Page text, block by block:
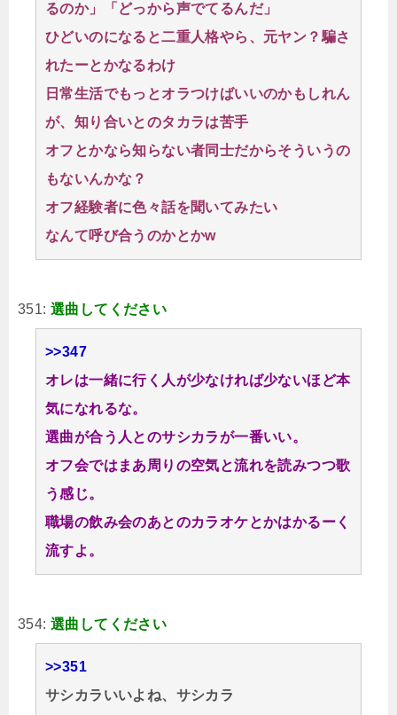
るのか」「どっから声でてるんだ」
ひどいのになると二重人格やら、元ヤン？騙さ
れたーとかなるわけ
日常生活でもっとオラつけばいいのかもしれん
が、知り合いとのタカラは苦手
オフとかなら知らない者同士だからそういうの
もないんかな？
オフ経験者に色々話を聞いてみたい
なんて呼び合うのかとかw
351: 選曲してください
>>347
オレは一緒に行く人が少なければ少ないほど本
気になれるな。
選曲が合う人とのサシカラが一番いい。
オフ会ではまあ周りの空気と流れを読みつつ歌
う感じ。
職場の飲み会のあとのカラオケとかはかるーく
流すよ。
354: 選曲してください
>>351
サシカラいいよね、サシカラ